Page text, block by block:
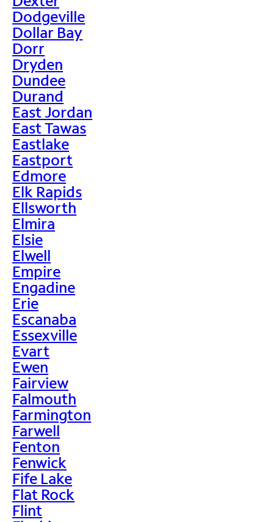
Dodgeville
Dollar Bay
Dorr
Dryden
Dundee
Durand
East Jordan
East Tawas
Eastlake
Eastport
Edmore
Elk Rapids
Ellsworth
Elmira
Elsie
Elwell
Empire
Engadine
Erie
Escanaba
Essexville
Evart
Ewen
Fairview
Falmouth
Farmington
Farwell
Fenton
Fenwick
Fife Lake
Flat Rock
Flint